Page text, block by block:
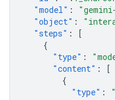
"model" :
"object" :
"steps" :
[
{
"type" :
"content" :
[
{
"type" :